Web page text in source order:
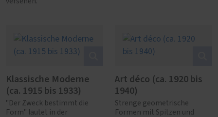
Klassische Moderne
(ca. 1915 bis 1933)
"Der Zweck bestimmt die
Form" lautet in der
Art déco (ca. 1920 bis
1940)
Strenge geometrische
Formen mit Spitzen und